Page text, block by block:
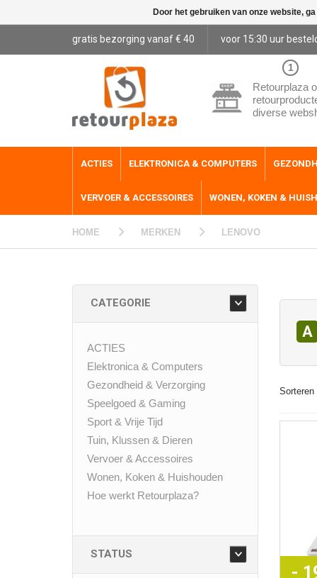
gratis bezorging vanaf € 40 voor 15:30 uur
1
Retourplaza
diverse
ACTIES ELEKTRONICA & COMPUTERS
VERVOER & ACCESSOIRES WONEN, KOKEN &
HOME MERKEN LENOVO
CATEGORIE
ACTIES
Elektronica & Computers
Gezondheid & Verzorging
Speelgoed & Gaming
Sport & Vrije Tijd
Tuin, Klussen & Dieren
Vervoer & Accessoires
Wonen, Koken & Huishouden
Hoe werkt Retourplaza?
STATUS
A
Sorteren
-
Door het gebruiken van onze website,